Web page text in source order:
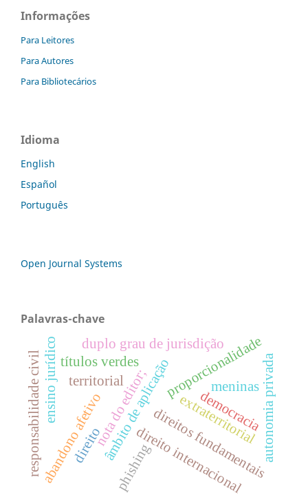
Informações
Para Leitores
Para Autores
Para Bibliotecários
Idioma
English
Español
Português
Open Journal Systems
Palavras-chave
direito direito internacional
nota do editor;
âmbito de aplicação
territorial
extraterritorialautonomia privada
direitos fundamentais
proporcionalidade
phishing
duplo grau de jurisdição
abandono afetivo
responsabilidade civil democracia
títulos verdes
ensino jurídico meninas